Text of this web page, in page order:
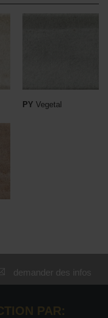
PY Vegetal
demander des infos
PAR: